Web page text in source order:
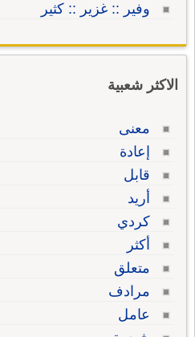
وفير :: غزير :: كثير
الاكثر شعبية
معنى
إعادة
قابل
أريد
كردي
أكثر
متعلق
مرادف
عامل